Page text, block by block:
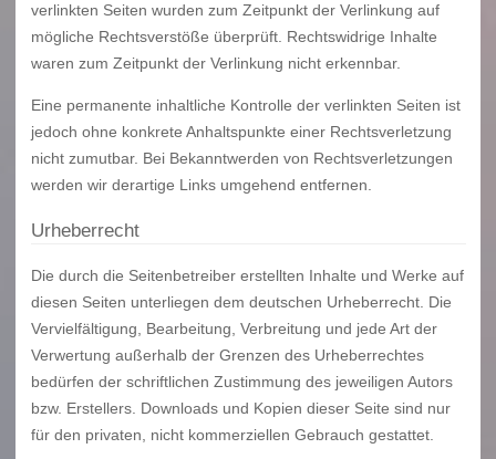
verlinkten Seiten wurden zum Zeitpunkt der Verlinkung auf
mögliche Rechtsverstöße überprüft. Rechtswidrige Inhalte
waren zum Zeitpunkt der Verlinkung nicht erkennbar.
Eine permanente inhaltliche Kontrolle der verlinkten Seiten ist
jedoch ohne konkrete Anhaltspunkte einer Rechtsverletzung
nicht zumutbar. Bei Bekanntwerden von Rechtsverletzungen
werden wir derartige Links umgehend entfernen.
Urheberrecht
Die durch die Seitenbetreiber erstellten Inhalte und Werke auf
diesen Seiten unterliegen dem deutschen Urheberrecht. Die
Vervielfältigung, Bearbeitung, Verbreitung und jede Art der
Verwertung außerhalb der Grenzen des Urheberrechtes
bedürfen der schriftlichen Zustimmung des jeweiligen Autors
bzw. Erstellers. Downloads und Kopien dieser Seite sind nur
für den privaten, nicht kommerziellen Gebrauch gestattet.